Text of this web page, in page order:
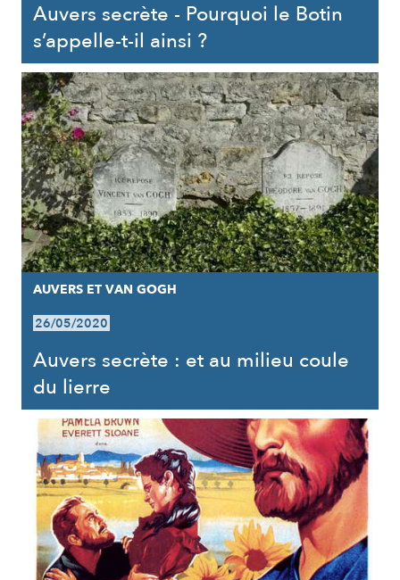
Auvers secrète - Pourquoi le Botin
s’appelle-t-il ainsi ?
AUVERS ET VAN GOGH
26/05/2020
Auvers secrète : et au milieu coule
du lierre